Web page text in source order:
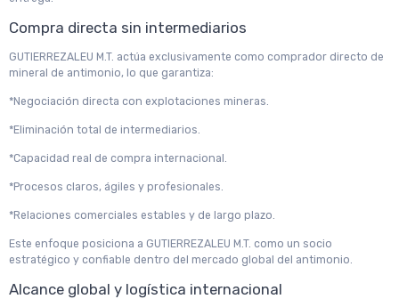
Compra directa sin intermediarios
GUTIERREZALEU M.T. actúa exclusivamente como comprador directo de
mineral de antimonio, lo que garantiza:
*Negociación directa con explotaciones mineras.
*Eliminación total de intermediarios.
*Capacidad real de compra internacional.
*Procesos claros, ágiles y profesionales.
*Relaciones comerciales estables y de largo plazo.
Este enfoque posiciona a GUTIERREZALEU M.T. como un socio
estratégico y confiable dentro del mercado global del antimonio.
Alcance global y logística internacional